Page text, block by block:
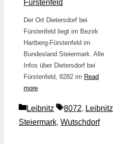
Der Ort Dietersdorf bei
Fürstenfeld liegt im Bezirk
Hartberg-Fürstenfeld im
Bundesland Steiermark. Alle
Infos über Dietersdorf bei
Fürstenfeld, 8282 im Read
more
Kategorien
Leibnitz Schlagwörter
8072, Leibnitz
Steiermark, Wutschdorf